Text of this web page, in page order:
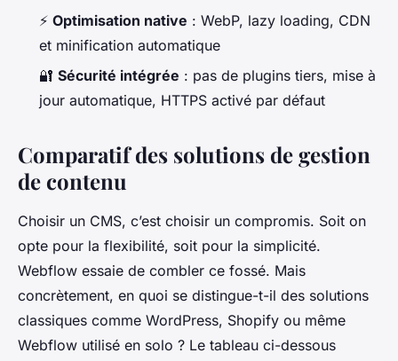
⚡ Optimisation native : WebP, lazy loading, CDN
et minification automatique
🔐 Sécurité intégrée : pas de plugins tiers, mise à
jour automatique, HTTPS activé par défaut
Comparatif des solutions de gestion
de contenu
Choisir un CMS, c’est choisir un compromis. Soit on
opte pour la flexibilité, soit pour la simplicité.
Webflow essaie de combler ce fossé. Mais
concrètement, en quoi se distingue-t-il des solutions
classiques comme WordPress, Shopify ou même
Webflow utilisé en solo ? Le tableau ci-dessous